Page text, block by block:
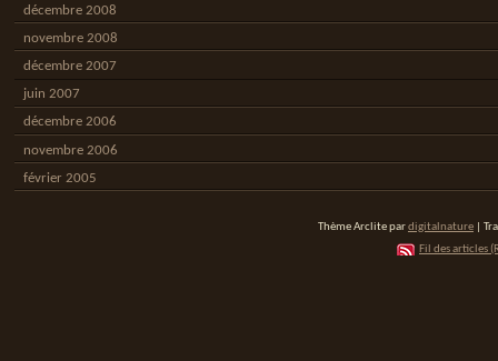
décembre 2008
novembre 2008
décembre 2007
juin 2007
décembre 2006
novembre 2006
février 2005
Thème Arclite pardigitalnature |
Fil des articles